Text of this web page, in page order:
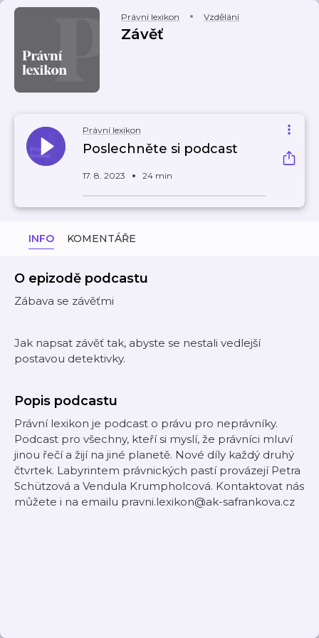
Právní lexikon Vzdělání
Závěť
Právní lexikon
Poslechněte si podcast
17. 8. 2023 24 min
INFO KOMENTÁŘE
O epizodě podcastu
Zábava se závěťmi
Jak napsat závěť tak, abyste se nestali vedlejší
postavou detektivky.
Popis podcastu
Právní lexikon je podcast o právu pro neprávníky.
Podcast pro všechny, kteří si myslí, že právníci mluví
jinou řečí a žijí na jiné planetě. Nové díly každý druhý
čtvrtek. Labyrintem právnických pastí provázejí Petra
Schützová a Vendula Krumpholcová. Kontaktovat nás
můžete i na emailu pravni.lexikon@ak-safrankova.cz